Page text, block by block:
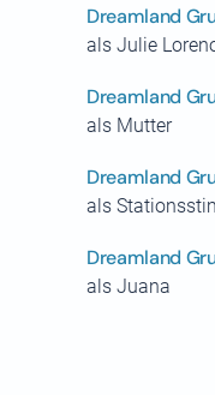
als Julie
Dreamland
als Mutter
Dreamland
als
Dreamland
als Juana